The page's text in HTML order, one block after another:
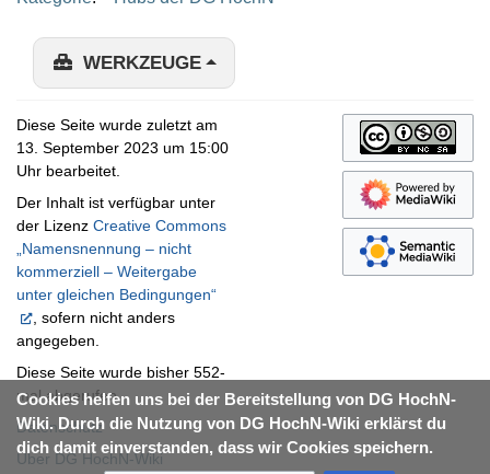
Cookies helfen uns bei der Bereitstellung von DG HochN-
Wiki. Durch die Nutzung von DG HochN-Wiki erklärst du
dich damit einverstanden, dass wir Cookies speichern.
WERKZEUGE
Diese Seite wurde zuletzt am
13. September 2023 um 15:00
Uhr bearbeitet.
Der Inhalt ist verfügbar unter
der Lizenz Creative Commons
„Namensnennung – nicht
kommerziell – Weitergabe
unter gleichen Bedingungen“
, sofern nicht anders
angegeben.
Diese Seite wurde bisher 552-
mal abgerufen.
Datenschutz
Über DG HochN-Wiki